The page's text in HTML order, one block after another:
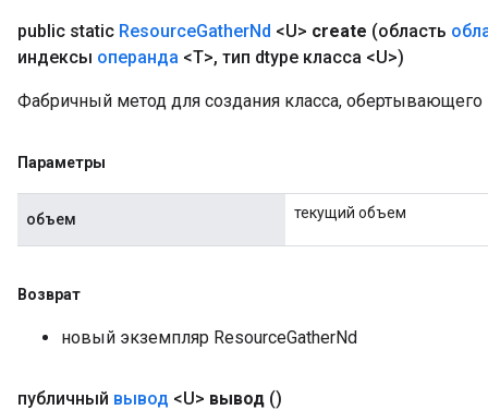
public static ResourceGatherNd <U> create (область
индексы операнда <T>, тип dtype класса <U>)
Фабричный метод для создания класса,
Параметры
объем текущий объем
Возврат
новый экземпляр ResourceGatherNd
публичный вывод <U> вывод ()